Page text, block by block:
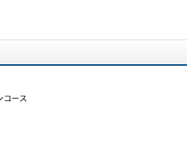
コース